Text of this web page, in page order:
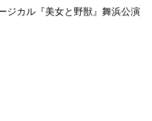
ジカル『美女と野獣』舞浜公演